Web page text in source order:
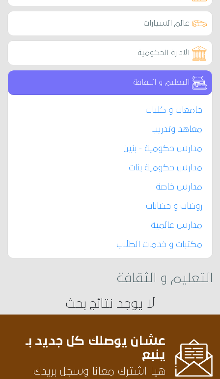
عالم السيارات
الادارة الحكومية
التعليم و الثقافة
جامعات و كليات
معاهد وتدريب
مدارس حكومية - بنين
مدارس حكومية بنات
مدارس خاصة
روضات و حضانات
مدارس عالمية
مكتبات و خدمات الطلاب
التعليم و الثقافة
لا يوجد نتائج بحث
عشان يوصلك كل جديد بـ
ينبع
هيا اشترك معانا وسجل بريدك